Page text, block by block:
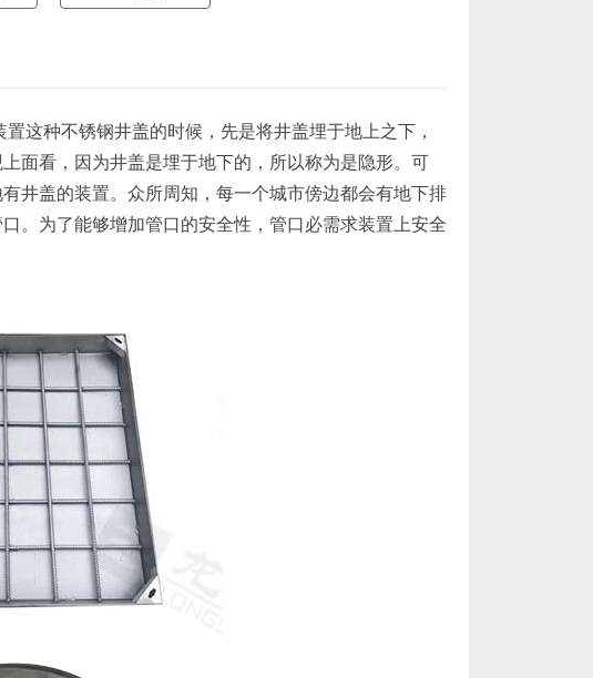
种不锈钢井盖的时候，先是将井盖埋于地上之下，
面看，因为井盖是埋于地下的，所以称为是隐形。可
井盖的装置。众所周知，每一个城市傍边都会有地下排
。为了能够增加管口的安全性，管口必需求装置上安全